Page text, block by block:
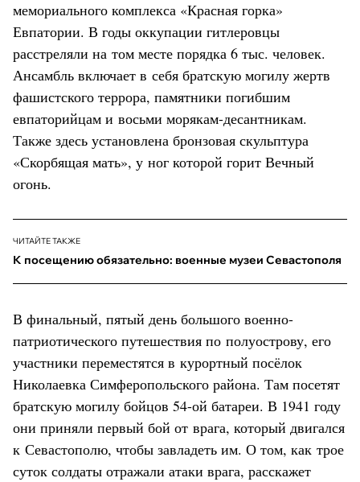
мемориального комплекса «Красная горка»
Евпатории. В годы оккупации гитлеровцы
расстреляли на том месте порядка 6 тыс. человек.
Ансамбль включает в себя братскую могилу жертв
фашистского террора, памятники погибшим
евпаторийцам и восьми морякам-десантникам.
Также здесь установлена бронзовая скульптура
«Скорбящая мать», у ног которой горит Вечный
огонь.
ЧИТАЙТЕ ТАКЖЕ
К посещению обязательно: военные музеи Севастополя
В финальный, пятый день большого военно-
патриотического путешествия по полуострову, его
участники переместятся в курортный посёлок
Николаевка Симферопольского района. Там посетят
братскую могилу бойцов 54-ой батареи. В 1941 году
они приняли первый бой от врага, который двигался
к Севастополю, чтобы завладеть им. О том, как трое
суток солдаты отражали атаки врага, расскажет